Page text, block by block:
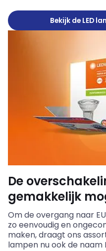
Bekijk de LED
De
gemakkelijk
Om de overgang naar
zo eenvoudig en
maken, draagt ​​ons
lampen nu ook de naam